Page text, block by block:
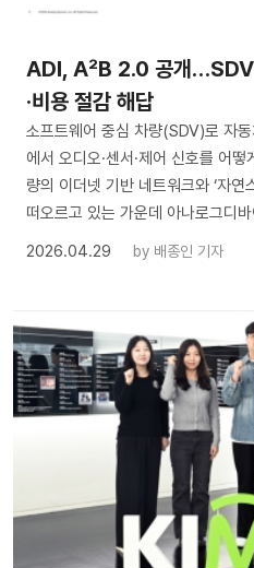
ADI, A²B 2.0 공개…SDV
·비용 절감 해답
소프트웨어 중심 차량(SDV)로 자
에서 오디오·센서·제어 신호를 어
량의 이더넷 기반 네트워크와 ‘자연
떠오르고 있는 가운데 아나로그디
2026.04.29
by 배종인 기자